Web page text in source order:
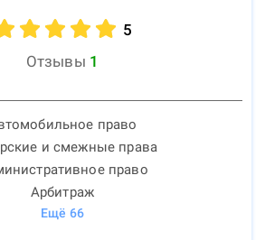
5
Отзывы 1
право
и смежные права
право
Арбитраж
Ещё 66